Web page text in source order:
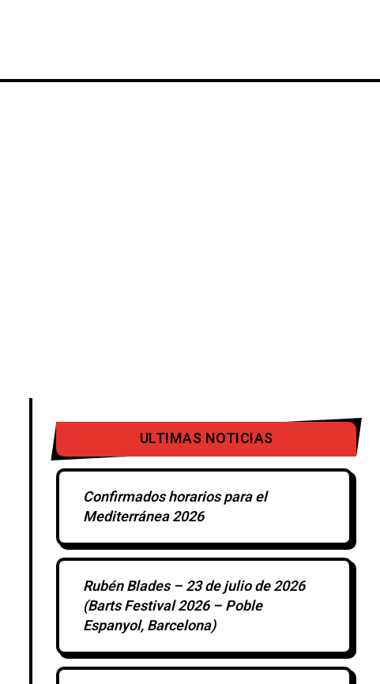
ULTIMAS NOTICIAS
Confirmados horarios para el
Mediterránea 2026
Rubén Blades – 23 de julio de 2026
(Barts Festival 2026 – Poble
Espanyol, Barcelona)